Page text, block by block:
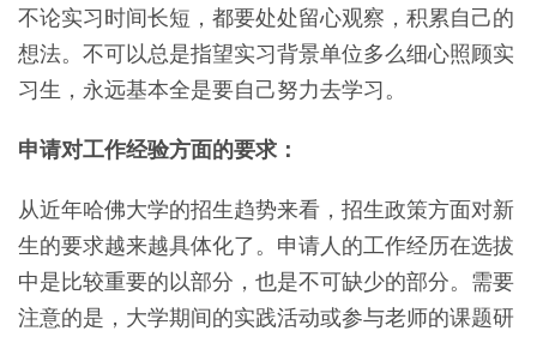
不论实习时间长短，都要处处留心观察，积累自己的
想法。不可以总是指望实习背景单位多么细心照顾实
习生，永远基本全是要自己努力去学习。
申请对工作经验方面的要求：
从近年哈佛大学的招生趋势来看，招生政策方面对新
生的要求越来越具体化了。申请人的工作经历在选拔
中是比较重要的以部分，也是不可缺少的部分。需要
注意的是，大学期间的实践活动或参与老师的课题研